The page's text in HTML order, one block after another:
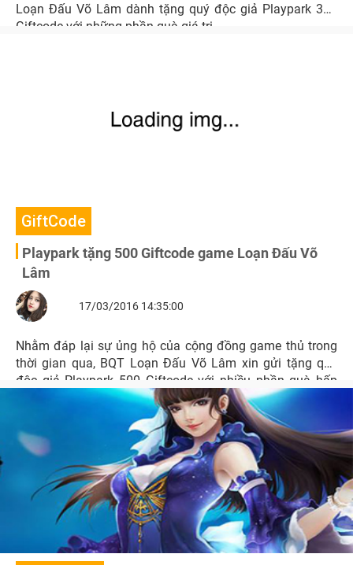
Loạn Đấu Võ Lâm dành tặng quý độc giả Playpark 300
Giftcode với những phần quà giá trị.
GiftCode
Playpark tặng 500 Giftcode game Loạn Đấu Võ
Lâm
17/03/2016 14:35:00
Nhằm đáp lại sự ủng hộ của cộng đồng game thủ trong
thời gian qua, BQT Loạn Đấu Võ Lâm xin gửi tặng quý
độc giả Playpark 500 Giftcode với nhiều phần quà hấp